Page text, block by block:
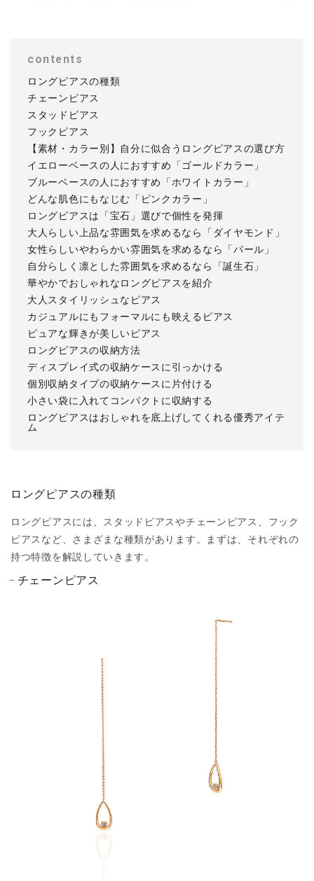
contents
ロングピアスの種類
チェーンピアス
スタッドピアス
フックピアス
【素材・カラー別】自分に似合うロングピアスの選び方
イエローベースの人におすすめ「ゴールドカラー」
ブルーベースの人におすすめ「ホワイトカラー」
どんな肌色にもなじむ「ピンクカラー」
ロングピアスは「宝石」選びで個性を発揮
大人らしい上品な雰囲気を求めるなら「ダイヤモンド」
女性らしいやわらかい雰囲気を求めるなら「パール」
自分らしく凛とした雰囲気を求めるなら「誕生石」
華やかでおしゃれなロングピアスを紹介
大人スタイリッシュなピアス
カジュアルにもフォーマルにも映えるピアス
ピュアな輝きが美しいピアス
ロングピアスの収納方法
ディスプレイ式の収納ケースに引っかける
個別収納タイプの収納ケースに片付ける
小さい袋に入れてコンパクトに収納する
ロングピアスはおしゃれを底上げしてくれる優秀アイテ
ム
ロングピアスの種類
ロングピアスには、スタッドピアスやチェーンピアス、フック
ピアスなど、さまざまな種類があります。まずは、それぞれの
持つ特徴を解説していきます。
チェーンピアス